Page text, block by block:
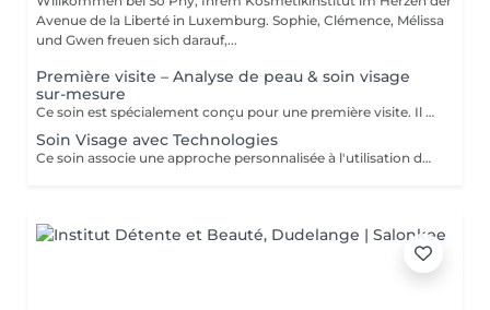
Avenue de la Liberté in Luxemburg. Sophie, Clémence, Mélissa
und Gwen freuen sich darauf,...
Première visite – Analyse de peau & soin visage
sur-mesure
Ce soin est spécialement conçu pour une première visite. Il débute par une analyse de peau approfondie afin de comprendre ses besoins et d’identifier les déséquilibres éventuels. Le soin du visage est ensuite entièrement personnalisé, avec des techniques et des produits adaptés pour répondre de manière ciblée aux besoins de la peau. Ce premier rendez-vous permet d’obtenir des résultats visibles tout en bénéficiant de conseils personnalisés pour améliorer durablement la qualité de la peau.
Soin Visage avec Technologies
Ce soin associe une approche personnalisée à l'utilisation de technologies avancées afin d'agir plus en profondeur sur la peau. Les technologies sont sélectionnées en fonction des besoins pour améliorer la texture de la peau, l'hydratation et les signes de l'âge. Un soin idéal pour obtenir des résultats visibles et aller plus loin dans l'amélioration de la qualité de la peau.